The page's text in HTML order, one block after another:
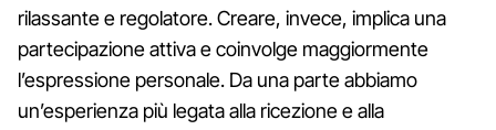
rilassante e regolatore. Creare, invece, implica una
partecipazione attiva e coinvolge maggiormente
l’espressione personale. Da una parte abbiamo
un’esperienza più legata alla ricezione e alla